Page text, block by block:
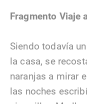
Fragmento Viaje
Siendo todavía
la casa, se
naranjas a mirar
las noches